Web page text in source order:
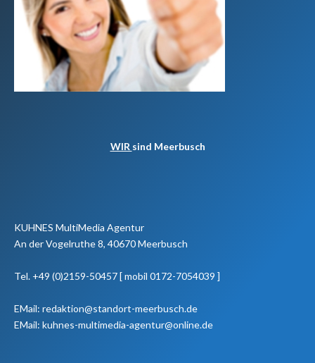
WIR sind Meerbusch
KUHNES MultiMedia Agentur
An der Vogelruthe 8, 40670 Meerbusch
Tel. +49 (0)2159-50457 [ mobil 0172-7054039 ]
EMail: redaktion@standort-meerbusch.de
EMail: kuhnes-multimedia-agentur@online.de